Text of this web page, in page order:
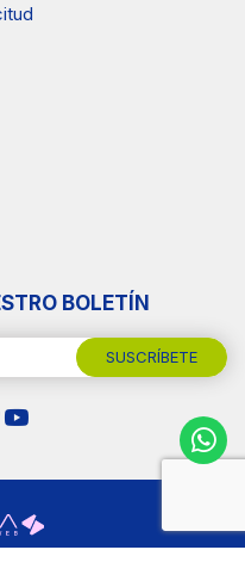
BOLETÍN
SUSCRÍBETE